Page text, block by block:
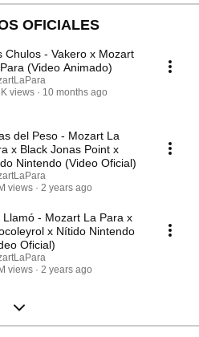
OFICIALES
Chulos - Vakero x Mozart
(Video Animado)
views
10 months ago
del Peso - Mozart La
x Black Jonas Point x
Nintendo (Video Oficial)
views
2 years ago
Llamó - Mozart La Para x
x Nítido Nintendo
Oficial)
views
2 years ago